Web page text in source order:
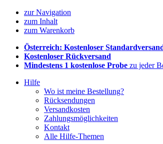
zur Navigation
zum Inhalt
zum Warenkorb
Österreich: Kostenloser
Kostenloser Rückversand
Mindestens 1 kostenlose Probe zu jeder
Hilfe
Wo ist meine Bestellung?
Rücksendungen
Versandkosten
Zahlungsmöglichkeiten
Kontakt
Alle Hilfe-Themen